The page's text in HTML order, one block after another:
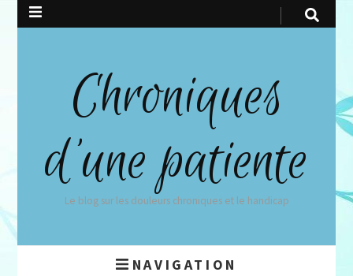
Chroniques
d'une patiente
Le blog sur les douleurs chroniques et le handicap
NAVIGATION